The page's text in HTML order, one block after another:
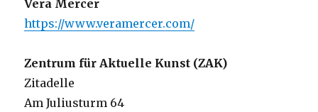
Vera Mercer
https://www.veramercer.com/
Zentrum für Aktuelle Kunst (ZAK)
Zitadelle
Am Juliusturm 64